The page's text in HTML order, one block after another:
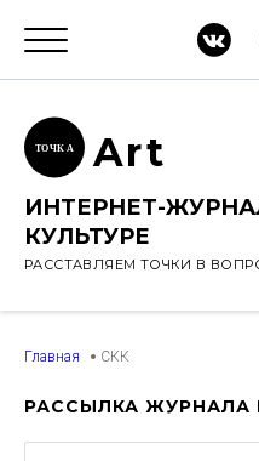
ТОЧК А Art
ИНТЕРНЕТ-
КУЛЬТУРЕ
РАССТАВЛЯЕМ ТОЧКИ В
Главная СКК
РАССЫЛКА ЖУРНАЛА